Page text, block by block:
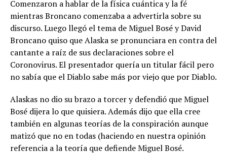
Comenzaron a hablar de la física cuántica y la fé
mientras Broncano comenzaba a advertirla sobre su
discurso. Luego llegó el tema de Miguel Bosé y David
Broncano quiso que Alaska se pronunciara en contra del
cantante a raíz de sus declaraciones sobre el
Coronovirus. El presentador quería un titular fácil pero
no sabía que el Diablo sabe más por viejo que por Diablo.
Alaskas no dio su brazo a torcer y defendió que Miguel
Bosé dijera lo que quisiera. Además dijo que ella cree
también en algunas teorías de la conspiración aunque
matizó que no en todas (haciendo en nuestra opinión
referencia a la teoría que defiende Miguel Bosé.